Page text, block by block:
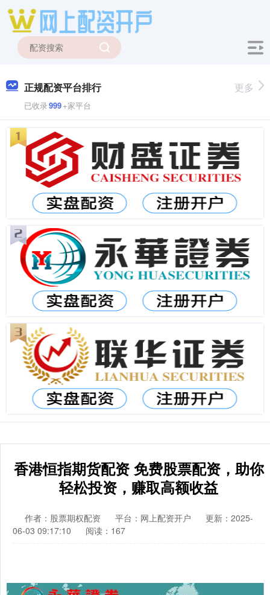
正规配资平台排行
已收录999+家平台
更多
香港恒指期货配资 免费股票配资，助你
轻松投资，赚取高额收益
作者：股票期权配资 平台：网上配资开户
更新：2025-
06-03 09:17:10
阅读：167